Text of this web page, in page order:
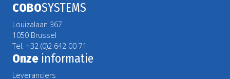
COBOSYSTEMS
Louizalaan 367
1050 Brussel
Tel. +32 (0)2 642 00 71
Onze informatie
Leveranciers